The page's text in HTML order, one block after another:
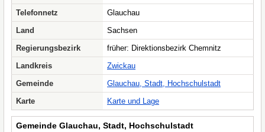
Telefonnetz
Glauchau
Land
Sachsen
Regierungsbezirk
früher: Direktionsbezirk Chemnitz
Landkreis
Zwickau
Gemeinde
Glauchau, Stadt, Hochschulstadt
Karte
Karte und Lage
Gemeinde Glauchau, Stadt, Hochschulstadt